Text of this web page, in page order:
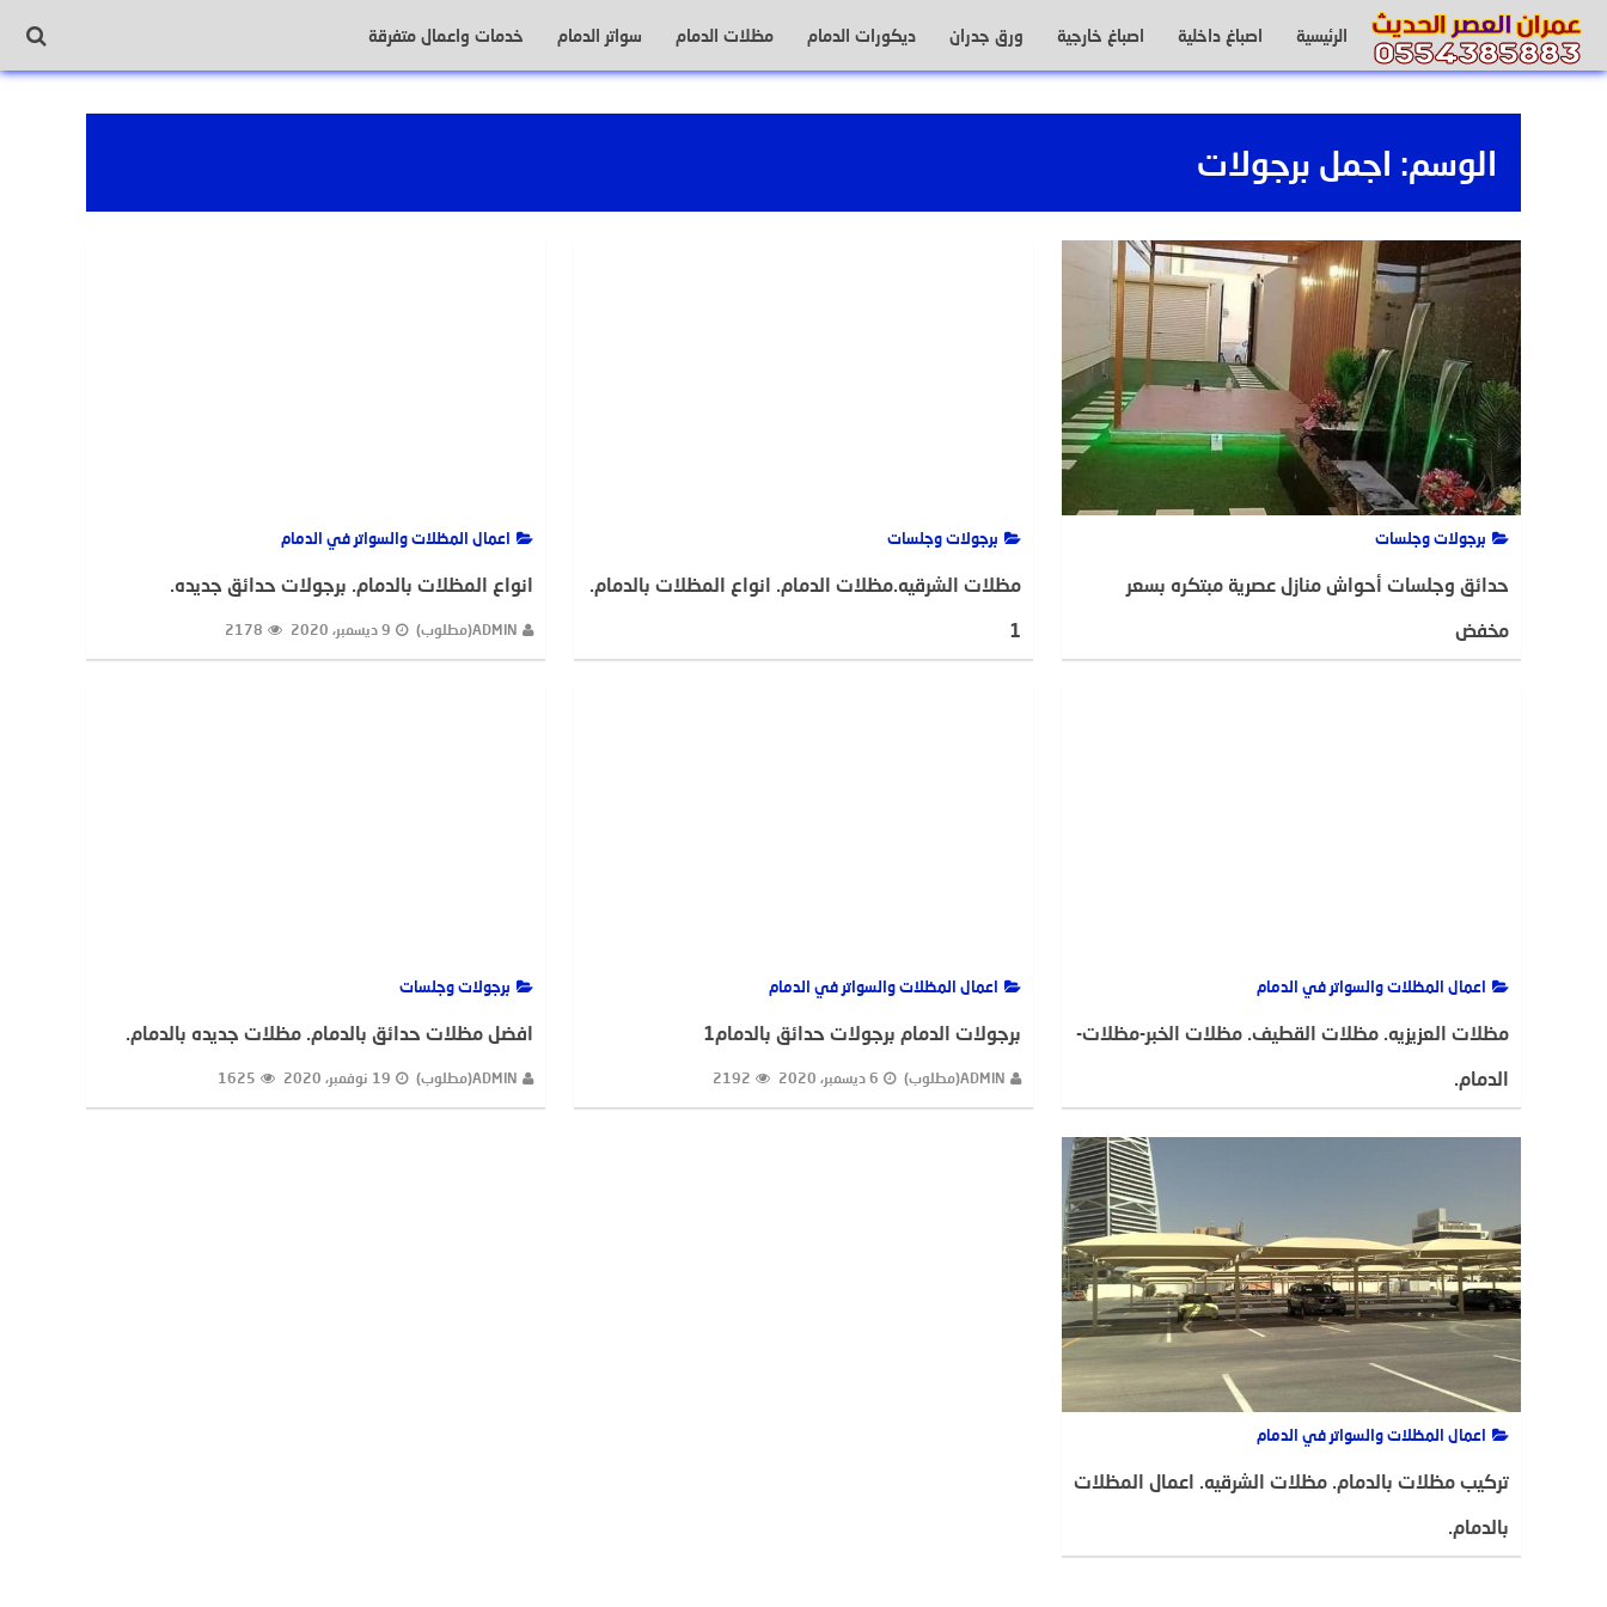
المحتوى
الرئيسية اصباغ داخلية اصباغ خارجية ورق جدران ديكورات الدمام مظلات الدمام سواتر الدمام خدمات واعمال متفرقة
الوسم: اجمل برجولات
برجولات وجلسات
حدائق وجلسات أحواش منازل عصرية مبتكره بسعر
مخفض
برجولات وجلسات
مظلات الشرقيه.مظلات الدمام. انواع المظلات بالدمام.
1
اعمال المظلات والسواتر في الدمام
انواع المظلات بالدمام. برجولات حدائق جديده.
ADMIN(مطلوب) 9 ديسمبر، 2020 2178
اعمال المظلات والسواتر في الدمام
مظلات العزيزيه. مظلات القطيف. مظلات الخبر-مظلات-
الدمام.
اعمال المظلات والسواتر في الدمام
برجولات الدمام برجولات حدائق بالدمام1
ADMIN(مطلوب) 6 ديسمبر، 2020 2192
برجولات وجلسات
افضل مظلات حدائق بالدمام. مظلات جديده بالدمام.
ADMIN(مطلوب) 19 نوفمبر، 2020 1625
اعمال المظلات والسواتر في الدمام
تركيب مظلات بالدمام. مظلات الشرقيه. اعمال المظلات
بالدمام.